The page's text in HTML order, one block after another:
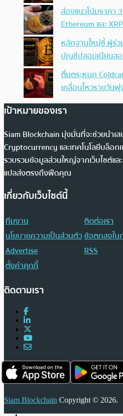
ส่องแนวโน้มราคา
Ethereum และ
หลักฐานใหม่ชี้ ผู้ร่
บัญชีปลอมเนียนสอ
ตื่นตระหนก
เคลื่อนไหวรายวันพุ่
เป้าหมายของเรา
Siam Blockchain มุ่งมั่นที่จะช่วยนำเ
Cryptocurrency และเทคโนโลยีบล็อก
รวบรวมข้อมูลส่วนใหญ่จากเว็บไซต์แล
แปลส่งตรงถึงฟีดคุณ
เกี่ยวกับเว็บไซต์นี้
ทีมงาน
ติดต่อเรา
นโยบายความเป็นส่วนตัวข้อตกลงใน
Advertise
RSS
ตั้งค่าคุกกี้
ติดตามเรา
Siam Blockchain Copyright © 2026.